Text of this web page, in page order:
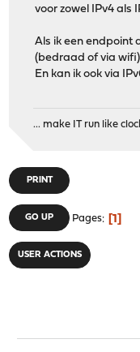
voor zowel IPv4 als
Als ik een endpoint
(bedraad of via
En kan ik ook via
... make IT run like
PRINT
GO UP Pages 1
USER ACTIONS